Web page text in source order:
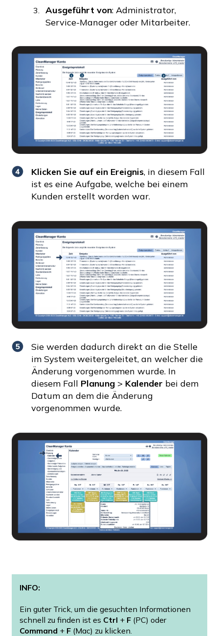
Ausgeführt von: Administrator,
Service-Manager oder Mitarbeiter.
Klicken Sie auf ein Ereignis, in diesem Fall
ist es eine Aufgabe, welche bei einem
Kunden erstellt worden war.
Sie werden dadurch direkt an die Stelle
im System weitergeleitet, an welcher die
Änderung vorgenommen wurde. In
diesem Fall Planung > Kalender bei dem
Datum an dem die Änderung
vorgenommen wurde.
INFO:
Ein guter Trick, um die gesuchten Informationen
schnell zu finden ist es Ctrl + F (PC) oder
Command + F (Mac) zu klicken.